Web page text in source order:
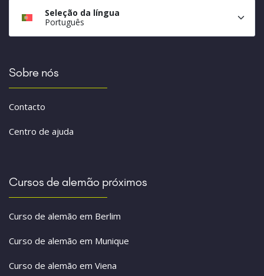
Seleção da língua
Português
Sobre nós
Contacto
Centro de ajuda
Cursos de alemão próximos
Curso de alemão em Berlim
Curso de alemão em Munique
Curso de alemão em Viena